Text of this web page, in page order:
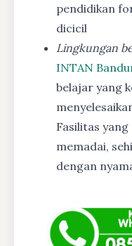
pendidikan
dicicil
Lingkungan
INTAN
belajar yang
Fasilitas
memadai,
dengan